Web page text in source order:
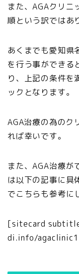
また、AGAクリニ
順という訳ではあ
あくまでも愛知県
を行う事ができる
り、上記の条件を
ックとなります。
AGA治療の為のク
れば幸いです。
また、AGA治療が
は以下の記事に具
でこちらも参考に
[sitecard
di.info/